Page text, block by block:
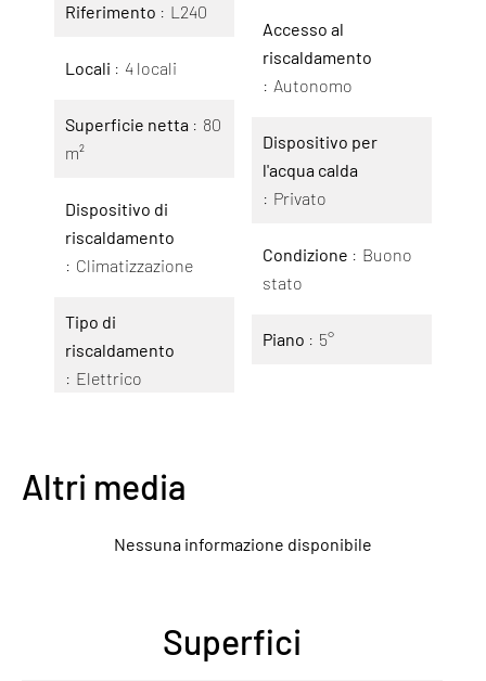
Riferimento L240
Locali 4 locali
Superficie netta
80
m²
Dispositivo di
riscaldamento
Climatizzazione
Tipo di
riscaldamento
Elettrico
Accesso al
riscaldamento
Autonomo
Dispositivo per
l'acqua calda
Privato
Condizione
Buono
stato
Piano 5°
Altri media
Nessuna informazione disponibile
Superfici